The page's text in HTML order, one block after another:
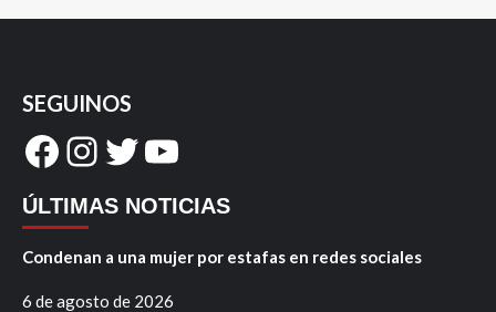
SEGUINOS
Facebook
Instagram
Twitter
YouTube
ÚLTIMAS NOTICIAS
Condenan a una mujer por estafas en redes sociales
6 de agosto de 2026